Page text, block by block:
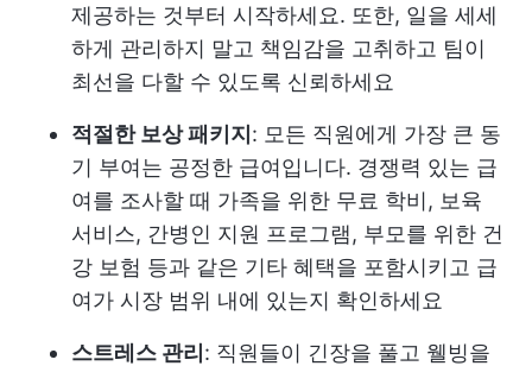
제공하는 것부터 시작하세요. 또한, 일을 세세
하게 관리하지 말고 책임감을 고취하고 팀이
최선을 다할 수 있도록 신뢰하세요
적절한 보상 패키지 : 모든 직원에게 가장 큰 동
기 부여는 공정한 급여입니다. 경쟁력 있는 급
여를 조사할 때 가족을 위한 무료 학비, 보육
서비스, 간병인 지원 프로그램, 부모를 위한 건
강 보험 등과 같은 기타 혜택을 포함시키고 급
여가 시장 범위 내에 있는지 확인하세요
스트레스 관리 : 직원들이 긴장을 풀고 웰빙을